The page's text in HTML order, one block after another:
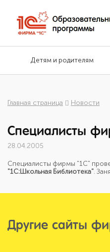
Детям и родителям
Главная страница Новости
Специалисты
28.04.2005
Специалисты фирмы "1C"
"1C:Школьная Библиотека".
Другие сайты